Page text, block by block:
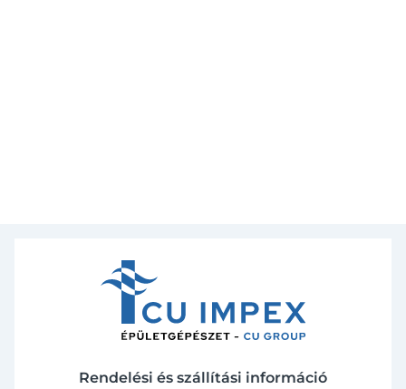
Rendelési és szállítási információ